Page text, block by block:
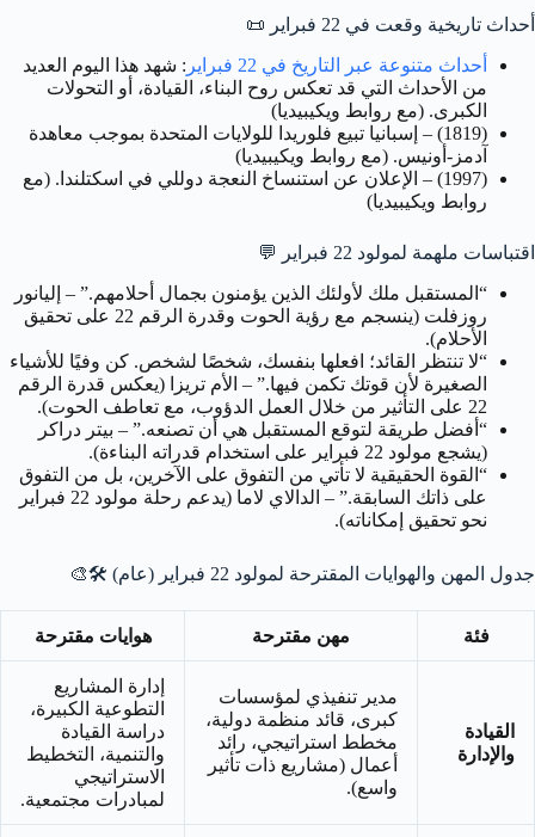
أحداث تاريخية وقعت في 22 فبراير
📜
أحداث متنوعة عبر التاريخ في 22 فبراير
: شهد هذا اليوم العديد
من الأحداث التي قد تعكس روح البناء، القيادة، أو التحولات
الكبرى. (مع روابط ويكيبيديا)
(1819) – إسبانيا تبيع فلوريدا للولايات المتحدة بموجب معاهدة
آدمز-أونيس. (مع روابط ويكيبيديا)
(1997) – الإعلان عن استنساخ النعجة دوللي في اسكتلندا. (مع
روابط ويكيبيديا)
اقتباسات ملهمة لمولود 22 فبراير
💬
“المستقبل ملك لأولئك الذين يؤمنون بجمال أحلامهم.” – إليانور
روزفلت (ينسجم مع رؤية الحوت وقدرة الرقم 22 على تحقيق
الأحلام).
“لا تنتظر القائد؛ افعلها بنفسك، شخصًا لشخص. كن وفيًا للأشياء
الصغيرة لأن قوتك تكمن فيها.” – الأم تريزا (يعكس قدرة الرقم
22 على التأثير من خلال العمل الدؤوب، مع تعاطف الحوت).
“أفضل طريقة لتوقع المستقبل هي أن تصنعه.” – بيتر دراكر
(يشجع مولود 22 فبراير على استخدام قدراته البناءة).
“القوة الحقيقية لا تأتي من التفوق على الآخرين، بل من التفوق
على ذاتك السابقة.” – الدالاي لاما (يدعم رحلة مولود 22 فبراير
نحو تحقيق إمكاناته).
جدول المهن والهوايات المقترحة لمولود 22 فبراير (عام) 🛠️🎨
فئة مهن مقترحة هوايات مقترحة
القيادة
والإدارة
مدير تنفيذي لمؤسسات
كبرى، قائد منظمة دولية،
مخطط استراتيجي، رائد
أعمال (مشاريع ذات تأثير
واسع).
إدارة المشاريع
التطوعية الكبيرة،
دراسة القيادة
والتنمية، التخطيط
الاستراتيجي
لمبادرات مجتمعية.